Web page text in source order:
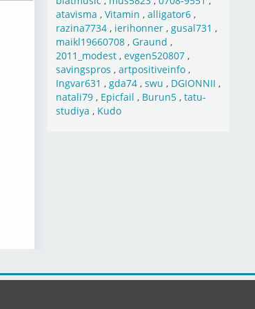
atavisma , Vitamin , alligator6,
razina7734, ierihonner, gusal731 ,
maikl19660708, Graund ,
2011_modest, evgen520807,
savingspros , artpositiveinfo,
Ingvar631 , gda74, swu , DGIONNII ,
natali79, Epicfail , Burun5, tatu-
studiya , Kudo